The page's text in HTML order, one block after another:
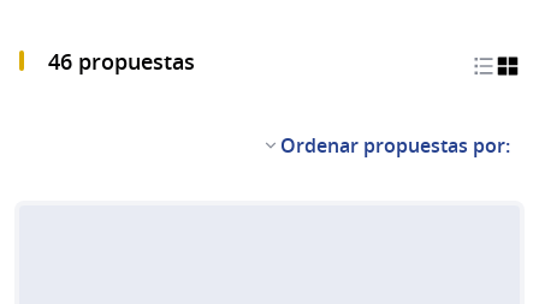
46 propuestas
Ordenar propuestas por: